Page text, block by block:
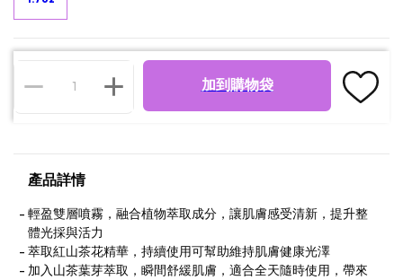
加到購物袋
產品詳情
輕盈雙層噴霧，融合植物萃取成分，讓肌膚感受清新，提升整
體光採與活力
萃取紅山茶花精華，持續使用可幫助維持肌膚健康光澤
加入山茶葉芽萃取，瞬間舒緩肌膚，適合全天隨時使用，帶來